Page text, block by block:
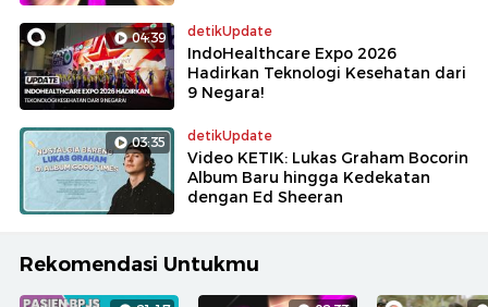
04:39 detikUpdate
IndoHealthcare Expo 2026
Hadirkan Teknologi Kesehatan dari
9 Negara!
03:35 detikUpdate
Video KETIK: Lukas Graham Bocorin
Album Baru hingga Kedekatan
dengan Ed Sheeran
Rekomendasi Untukmu